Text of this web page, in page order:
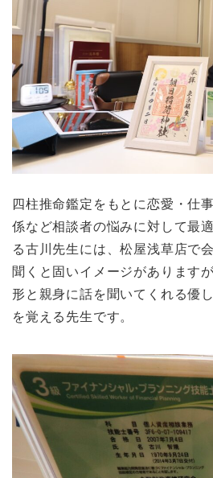
四柱推命鑑定をもとに恋愛・仕
係など相談者の悩みに対して最
る古川先生には、松屋浅草店で
聞くと固いイメージがあります
形と親身に話を聞いてくれる優
を覚える先生です。